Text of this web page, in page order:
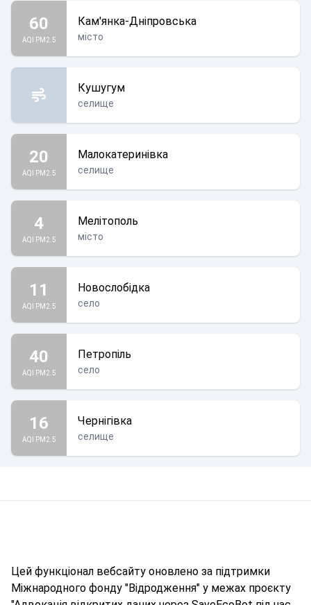
60
AQI PM2.5
Кам'янка-Дніпровська
місто
Кушугум
селище
20
AQI PM2.5
Малокатеринівка
селище
4
AQI PM2.5
Мелітополь
місто
11
AQI PM2.5
Новослобідка
село
40
AQI PM2.5
Петропіль
село
16
AQI PM2.5
Чернігівка
селище
Цей функціонал вебсайту оновлено за підтримки
Міжнародного фонду "Відродження" у межах проєкту